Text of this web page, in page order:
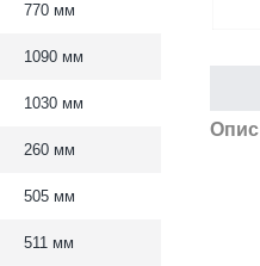
770 мм
1090 мм
1030 мм
260 мм
505 мм
511 мм
Опис